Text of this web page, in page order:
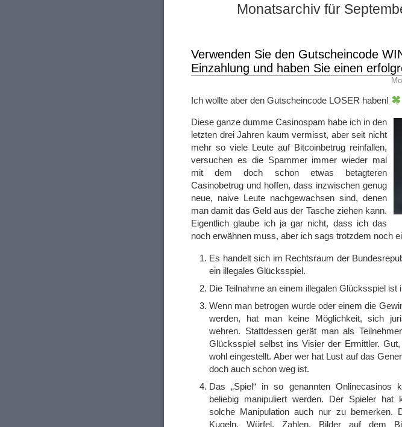
Monatsarchiv für
Verwenden Sie den Gutscheincode
Einzahlung und haben Sie einen
Ich wollte aber den Gutscheincode LOSER haben!
Diese ganze dumme Casinospam habe ich in den
letzten drei Jahren kaum vermisst, aber seit nicht
mehr so viele Leute auf Bitcoinbetrug reinfallen,
versuchen es die Spammer immer wieder mal
mit dem doch schon etwas betagteren
Casinobetrug und hoffen, dass inzwischen genug
neue, naive Leute nachgewachsen sind, denen
man damit das Geld aus der Tasche ziehen kann.
Eigentlich glaube ich ja gar nicht, dass ich das
noch erwähnen muss, aber ich sags trotzdem noch
Es handelt sich im Rechtsraum der
ein illegales Glücksspiel.
Die Teilnahme an einem illegalen Glücksspiel ist
Wenn man betrogen wurde oder einem die
werden, hat man keine Möglichkeit, sich
wehren. Stattdessen gerät man als
Glücksspiel selbst ins Visier der Ermittler.
wohl eingestellt. Aber wer hat Lust auf das
doch auch schon weg ist.
Das „Spiel“ in so genannten Onlinecasinos
beliebig manipuliert werden. Der Spieler hat
solche Manipulation auch nur zu bemerken.
Kugeln, Würfel, Zahlen, Bilder auf dem